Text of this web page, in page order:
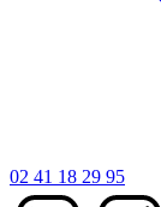
02 41 18 29 95